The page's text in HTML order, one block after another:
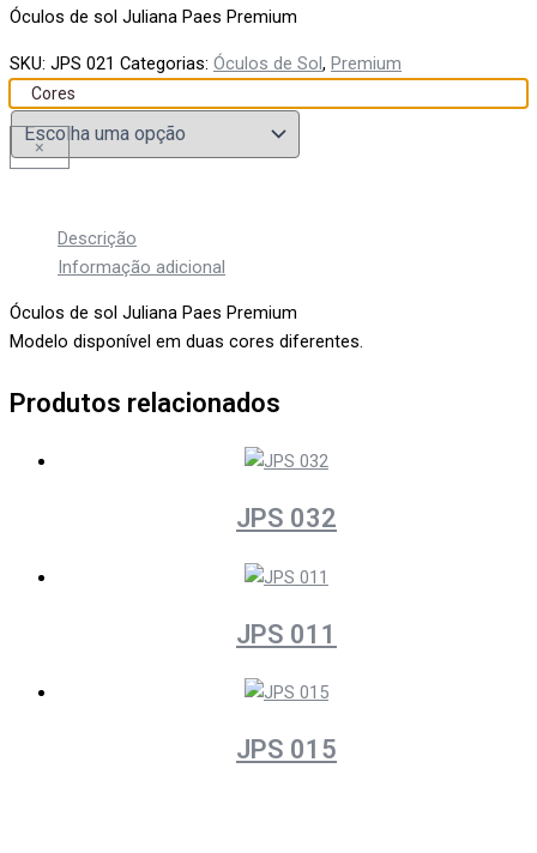
Óculos de sol Juliana Paes Premium
SKU: JPS 021 Categorias: Óculos de Sol, Premium
Cores
Descrição
Informação adicional
Óculos de sol Juliana Paes Premium
Modelo disponível em duas cores diferentes.
Produtos relacionados
JPS 032
JPS 011
JPS 015
×